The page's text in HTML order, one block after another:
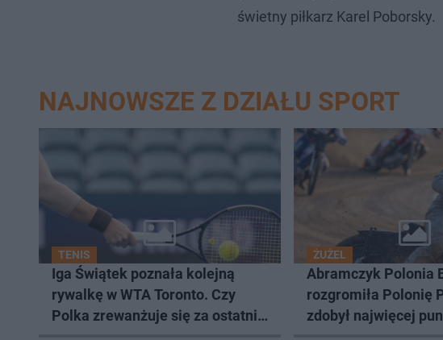
świetny piłkarz Karel Poborsky.
NAJNOWSZE Z DZIAŁU SPORT
TENIS
Iga Świątek poznała kolejną
rywalkę w WTA Toronto. Czy
Polka zrewanżuje się za ostatnią
ŻUŻEL
Abramczyk Polonia
rozgromiła Polonię
zdobył najwięcej